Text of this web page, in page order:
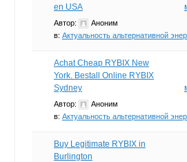
en USA
Автор:
Аноним
в: Актуальность альтернативной
Achat Cheap RYBIX New
York. Bestall Online RYBIX
Sydney
Автор:
Аноним
в: Актуальность альтернативной
Buy Legitimate RYBIX in
Burlington